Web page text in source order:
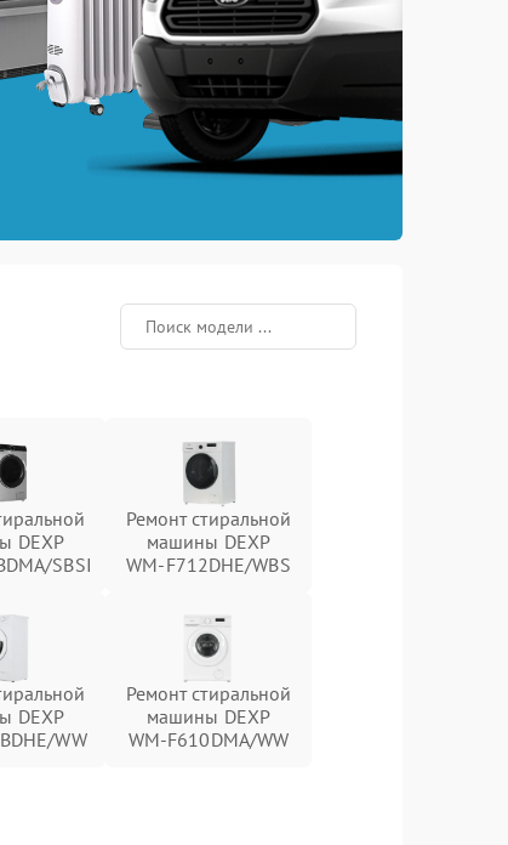
DEXP
SBSI
Ремонт стиральной
машины DEXP
WM‑F712DHE/WBS
DEXP
WW
Ремонт стиральной
машины DEXP
WM‑F610DMA/WW